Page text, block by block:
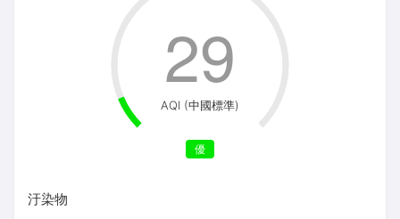
AQI (中國標準)
優
29
汙染物